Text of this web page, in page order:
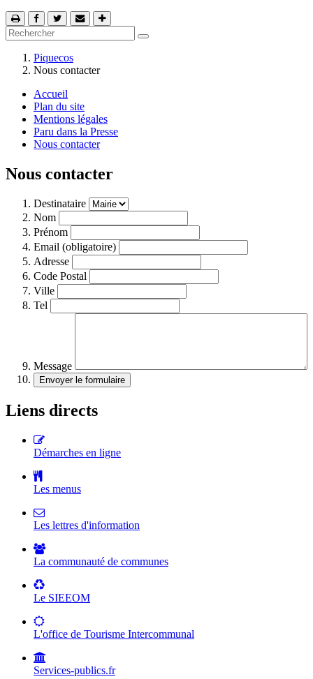
Piquecos
Nous contacter
Accueil
Plan du site
Mentions légales
Paru dans la Presse
Nous contacter
Nous contacter
Destinataire
Nom
Prénom
Email (obligatoire)
Adresse
Code Postal
Ville
Tel
Message
Liens directs
Démarches en ligne
Les menus
Les lettres d'information
La communauté de communes
Le SIEEOM
L'office de Tourisme Intercommunal
Services-publics.fr